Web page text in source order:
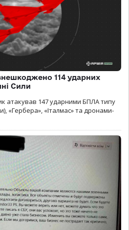
114 ударних
Сили
атакував 147 ударними БПЛА типу
«Гербера», «Італмас» та дронами-